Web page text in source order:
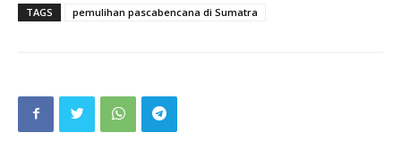
TAGS pemulihan pascabencana di Sumatra